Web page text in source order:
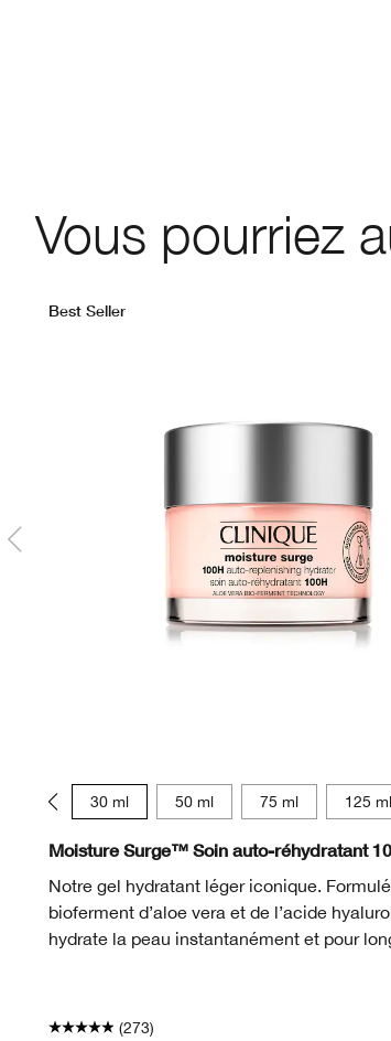
Vous pourriez
Best Seller
30 ml 50 ml 75 ml 125 ml
Moisture Surge™ Soin auto-réhydratant
Notre gel hydratant léger iconique.
bioferment d’aloe vera et de l’acide
hydrate la peau instantanément et pour
(273)